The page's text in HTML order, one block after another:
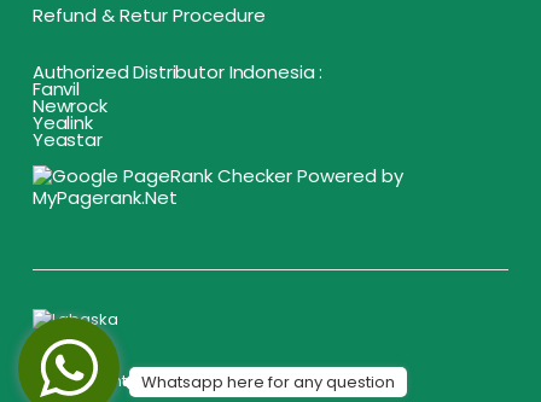
Refund & Retur Procedure
Authorized Distributor Indonesia :
Fanvil
Newrock
Yealink
Yeastar
© Copyright 2019. All Rights Reserved.
Whatsapp here for any question